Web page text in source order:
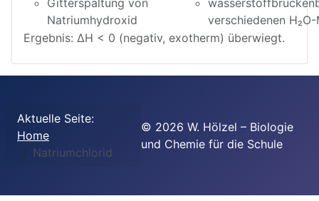
Gitterspaltung von
Natriumhydroxid
verschiedenen
Ergebnis: ΔH < 0 (negativ, exotherm) überwiegt.
Aktuelle Seite:
Home
Natriumchlorid
© 2026 W. Hölzel – Biologie
und Chemie für die Schule